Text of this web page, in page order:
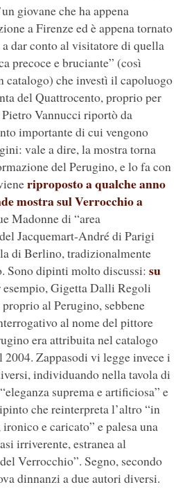
giovane che ha appena
a Firenze ed è appena tornato
dar conto al visitatore di quella
precoce e bruciante” (così
catalogo) che investì il capoluogo
del Quattrocento, proprio per
Vannucci riportò da
importante di cui vengono
vale a dire, la mostra torna
del Perugino, e lo fa con
riproposto a qualche anno
mostra sul Verrocchio a
Madonne di “area
Jacquemart-André di Parigi
di Berlino, tradizionalmente
Sono dipinti molto discussi: su
esempio, Gigetta Dalli Regoli
al Perugino, sebbene
al nome del pittore
era attribuita nel catalogo
2004. Zappasodi vi legge invece i
individuando nella tavola di
suprema e artificiosa” e
che reinterpreta l’altro “in
e caricato” e palesa una
irriverente, estranea al
Verrocchio”. Segno, secondo
dinnanzi a due autori diversi.